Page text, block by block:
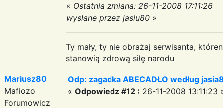
« Ostatnia zmiana: 26-11-2008 17:11:26
wysłane przez jasiu80 »
Ty mały, ty nie obrażaj serwisanta,
stanowią zdrową siłę narodu
Mariusz80
Mafiozo
Forumowicz
Odp: zagadka ABECADŁO według
« Odpowiedz #12 : 26-11-2008 13:11:23